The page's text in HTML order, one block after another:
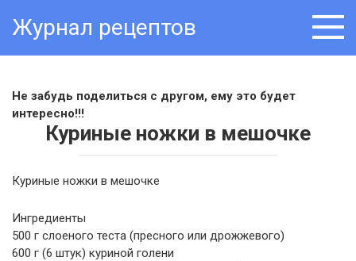
content
Журнал рецептов
Не забудь поделиться с другом, ему это будет
интересно!!!
Куриные ножки в мешочке
Куриные ножки в мешочке
Ингредиенты
500 г слоеного теста (пресного или дрожжевого)
600 г (6 штук) куриной голени